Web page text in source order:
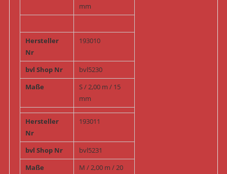
mm
Hersteller
Nr
193010
bvl Shop Nr
bvl5230
Maße
S / 2,00 m / 15
mm
Hersteller
Nr
193011
bvl Shop Nr
bvl5231
Maße
M / 2,00 m / 20